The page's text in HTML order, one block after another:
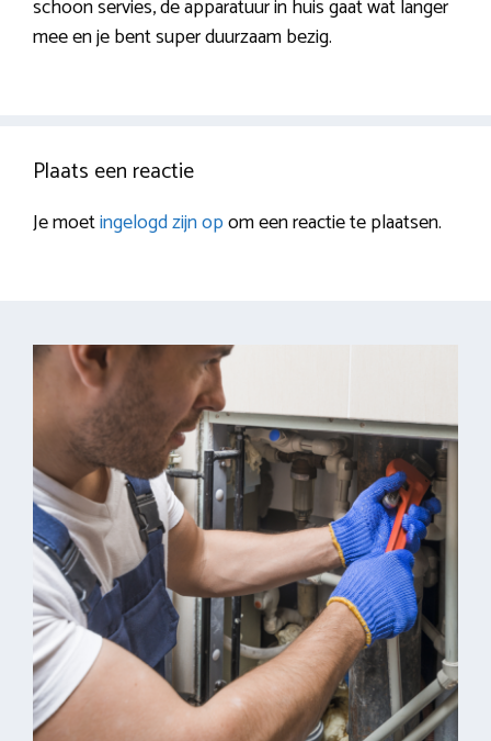
schoon servies, de apparatuur in huis gaat wat langer
mee en je bent super duurzaam bezig.
Plaats een reactie
Je moetingelogd zijn opom een reactie te plaatsen.